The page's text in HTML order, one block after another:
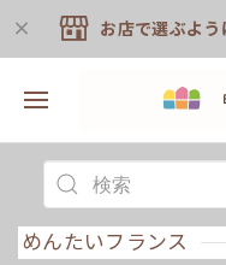
お店で選ぶよ
めんたいフランス